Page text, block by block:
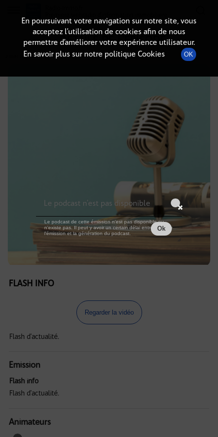
DÉTAILS DE L'ÉPISODE
2 mai 2026à 21h59, durée : Invalid date
FLASH INFO
Regarder la vidéo
Flash d'actualité.
Emission
Flash info
Flash d'actualité.
Animateurs
En poursuivant votre navigation sur notre site, vous
acceptez l’utilisation de cookies afin de nous
permettre d’améliorer votre expérience utilisateur.
En savoir plus sur notre politique Cookies
OK
Le podcast n'est pas disponible
Le podcast de cette émission n'est pas disponible ou
n'existe pas. Il peut y avoir un certain délai entre la fin de
l'émission et la génération du podcast.
Ok